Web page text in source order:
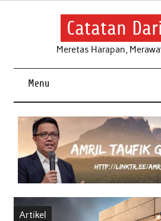
Skip
Catatan
Meretas Harapan,
Menu
Artikel